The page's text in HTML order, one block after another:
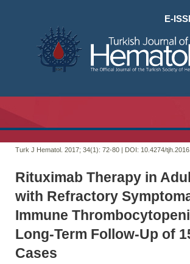
E-
Turk J Hematol. 2017; 34(1): 72-80 | DOI: 10.4274/
Rituximab Therapy in
with Refractory
Immune
Long-Term Follow-Up of
Cases